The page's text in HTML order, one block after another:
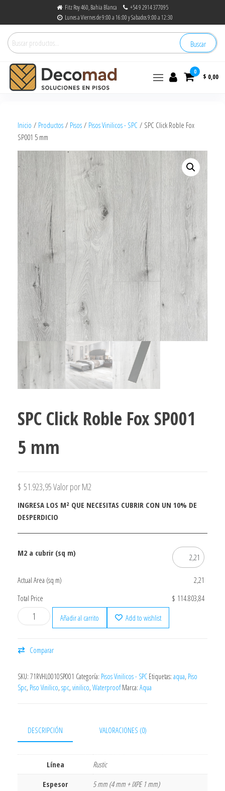
Fitz Roy 460, Bahia Blanca
+54 9 2914 377095
Lunes a Viernes de 9:00 a 16:00 y Sabados 9:00 a 12:30
Buscar
0
$ 0,00
Inicio / Productos / Pisos / Pisos Vinilicos - SPC / SPC Click Roble Fox
SP001 5 mm
SPC Click Roble Fox SP001
5 mm
$ 51.923,95Valor por M2
INGRESA LOS M² QUE NECESITAS CUBRIR CON UN 10% DE
DESPERDICIO
M2 a cubrir (sq m)
Actual Area (sq m)
2,21
Total Price
$ 114.803,84
Añadir al carrito
Add to wishlist
Comparar
SKU: 71RVHL0010SP001 Categoría: Pisos Vinilicos - SPC Etiquetas: aqua, Piso
Spc, Piso Vinilico, spc, vinilico, Waterproof Marca: Aqua
DESCRIPCIÓN VALORACIONES (0)
Línea
Rustic
Espesor
5 mm (4 mm + IXPE 1 mm)